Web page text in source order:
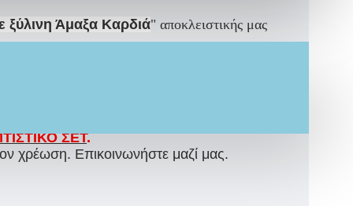
ξύλινη Άμαξα Καρδιά" αποκλειστικής μας
ΣΕΤ.
χρέωση. Επικοινωνήστε μαζί μας.